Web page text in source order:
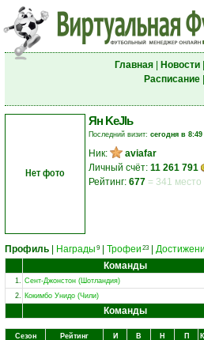
Главная| Новости|
Расписание|
Нет фото
Ян KеJlь
Последний визит: сегодня в 8:49
Ник:
aviafar
Личный счёт: 11 261 791
Рейтинг: 677 = 341 место
Профиль Награды 9 Трофеи 23
Команды
1. Сент-Джонстон (Шотландия)
2. Кокимбо Унидо (Чили)
Команды
Сезон Рейтинг И В Н П